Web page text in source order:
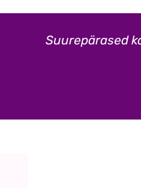
Suurepärased